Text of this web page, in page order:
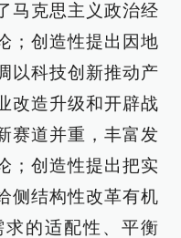
马克思主义政治经
；创造性提出因地
以科技创新推动产
改造升级和开辟战
赛道并重，丰富发
；创造性提出把实
侧结构性改革有机
的适配性、平衡